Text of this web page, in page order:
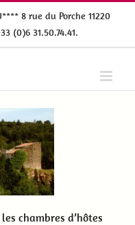
8 rue du Porche 11220
(0)6 31.50.74.41.
chambres d’hôtes